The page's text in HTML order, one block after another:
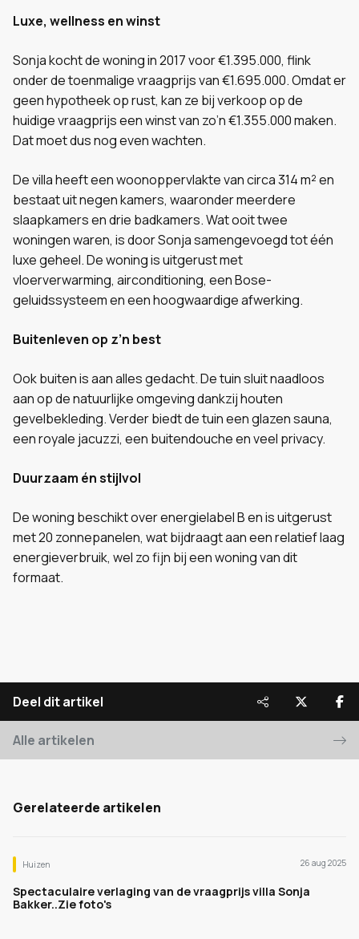
Luxe, wellness en winst
Sonja kocht de woning in 2017 voor €1.395.000, flink
onder de toenmalige vraagprijs van €1.695.000. Omdat er
geen hypotheek op rust, kan ze bij verkoop op de
huidige vraagprijs een winst van zo’n €1.355.000 maken.
Dat moet dus nog even wachten.
De villa heeft een woonoppervlakte van circa 314 m² en
bestaat uit negen kamers, waaronder meerdere
slaapkamers en drie badkamers. Wat ooit twee
woningen waren, is door Sonja samengevoegd tot één
luxe geheel. De woning is uitgerust met
vloerverwarming, airconditioning, een Bose-
geluidssysteem en een hoogwaardige afwerking.
Buitenleven op z’n best
Ook buiten is aan alles gedacht. De tuin sluit naadloos
aan op de natuurlijke omgeving dankzij houten
gevelbekleding. Verder biedt de tuin een glazen sauna,
een royale jacuzzi, een buitendouche en veel privacy.
Duurzaam én stijlvol
De woning beschikt over energielabel B en is uitgerust
met 20 zonnepanelen, wat bijdraagt aan een relatief laag
energieverbruik, wel zo fijn bij een woning van dit
formaat.
Deel dit artikel
Alle artikelen
Gerelateerde artikelen
Huizen 26 aug 2025
Spectaculaire verlaging van de vraagprijs villa Sonja
Bakker..Zie foto's